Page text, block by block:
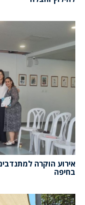
אירוע הוקרה
בחיפה